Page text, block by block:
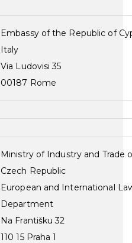
Embassy of the Republic of
Italy
Via Ludovisi 35
00187 Rome
Ministry of Industry and Trade
Czech Republic
European and International
Department
Na Františku 32
110 15 Praha 1